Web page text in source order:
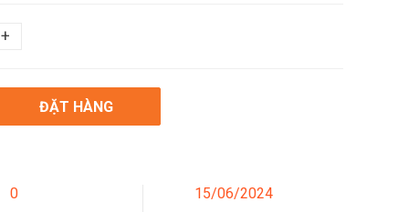
+
ĐẶT HÀNG
0 15/06/2024